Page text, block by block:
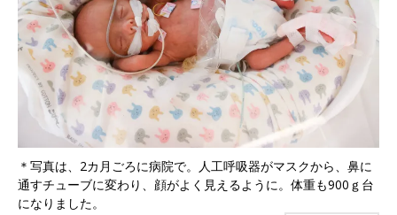
＊写真は、2カ月ごろに病院で。人工呼吸器がマスクから、鼻に
通すチューブに変わり、顔がよく見えるように。体重も900ｇ台
になりました。